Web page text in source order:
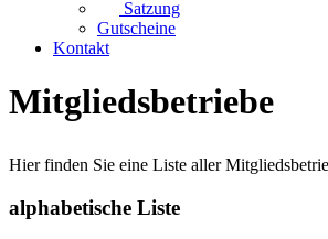
Satzung
Gutscheine
Kontakt
Mitgliedsbetriebe
Hier finden Sie eine Liste aller
alphabetische Liste